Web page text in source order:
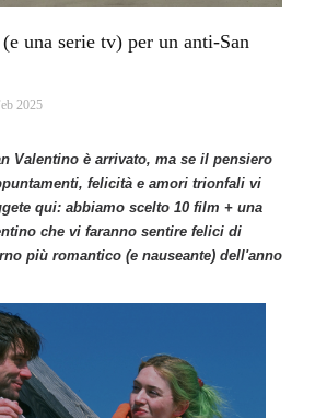
una serie tv) per un anti-San
2025
Valentino è arrivato, ma se il pensiero
felicità e amori trionfali vi
qui: abbiamo scelto 10 film + una
che vi faranno sentire felici di
più romantico (e nauseante) dell'anno